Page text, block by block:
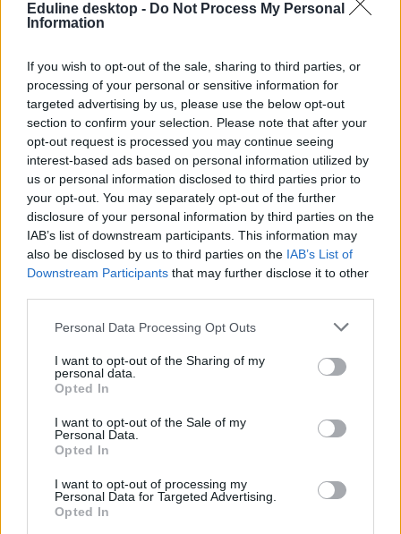
Eduline desktop - Do Not Process My Personal
Information
If you wish to opt-out of the sale, sharing to third parties, or
processing of your personal or sensitive information for
targeted advertising by us, please use the below opt-out
section to confirm your selection. Please note that after your
opt-out request is processed you may continue seeing
interest-based ads based on personal information utilized by
us or personal information disclosed to third parties prior to
your opt-out. You may separately opt-out of the further
disclosure of your personal information by third parties on the
IAB’s list of downstream participants. This information may
also be disclosed by us to third parties on the IAB’s List of
Downstream Participants that may further disclose it to other
Personal Data Processing Opt Outs
I want to opt-out of the Sharing of my
personal data.
Opted In
I want to opt-out of the Sale of my
Personal Data.
Opted In
I want to opt-out of processing my
Personal Data for Targeted Advertising.
Opted In
bezárt óvoda
kötelező lázmérés
óvoda bezárás
rendkívüli szünet
bezárt iskola
iskola bezárás
Maruzsa Zoltán